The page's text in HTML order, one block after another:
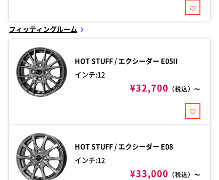
フィッティングルーム
HOT STUFF / エクシーダー E05II
インチ:12
¥32,700 （税込）〜
HOT STUFF / エクシーダー E08
インチ:12
¥33,000 （税込）〜